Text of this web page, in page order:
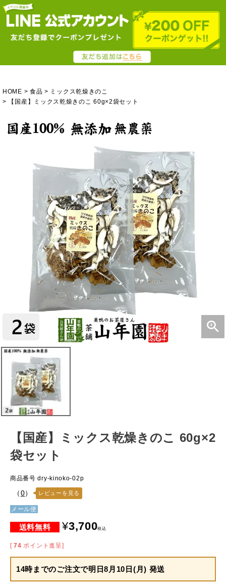
HOME 食品
ミックス乾燥きのこ
【国産】ミックス乾燥きのこ 60g×2袋セット
【国産】ミックス乾燥きのこ 60g×2
袋セット
商品番号 dry-kinoko-02p
（0） レビューを見る
メール便
¥3,700税込
[ 74 ポイント進呈]
14時までのご注文で明日8月10日(月) 発送